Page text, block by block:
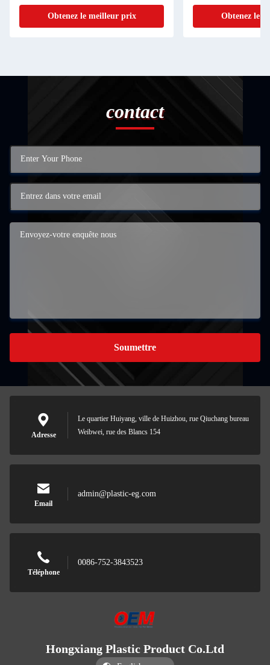
couvercle pour la promotion
Obtenez le meilleur prix
Obtenez le
contact
Soumettre
Adresse
Le quartier Huiyang, ville de Huizhou, rue Qiuchang bureau
Weibwei, rue des Blancs 154
Email
admin@plastic-eg.com
Téléphone
0086-752-3843523
Hongxiang Plastic Product Co.Ltd